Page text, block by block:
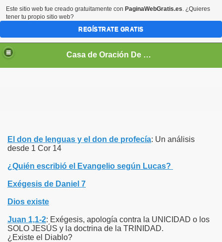
Casa de Oración De Daniel Flores Perez Zeledon Costa Rica
El don de lenguas y el don de profecía: Un análisis
desde 1 Cor 14
¿Quién escribió el Evangelio según Lucas?
Exégesis de Daniel 7
Dios existe
Juan 1,1-2: Exégesis, apología contra la UNICIDAD o los
SOLO JESÚS y la doctrina de la TRINIDAD.
¿Existe el Diablo?
Este sitio web fue creado gratuitamente con PaginaWebGratis.es. ¿Quieres
tener tu propio sitio web?
REGÍSTRATE GRATIS